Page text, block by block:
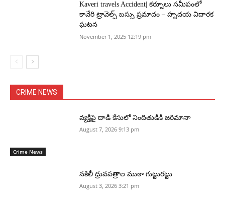
Kaveri travels Accident| కర్నూలు సమీపంలో
కావేరి ట్రావెల్స్ బస్సు ప్రమాదం – హృదయ విదారక
ఘటన
November 1, 2025 12:19 pm
CRIME NEWS
Crime News
వ్యక్తిపై దాడి కేసులో నిందితుడికి జరిమానా
August 7, 2026 9:13 pm
నకిలీ ధ్రువపత్రాల ముఠా గుట్టురట్టు
August 3, 2026 3:21 pm